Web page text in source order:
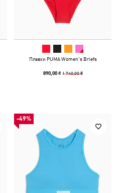
Плавки PUMA Women's Briefs
890,00 ₴ 1 740,00 ₴
-49%